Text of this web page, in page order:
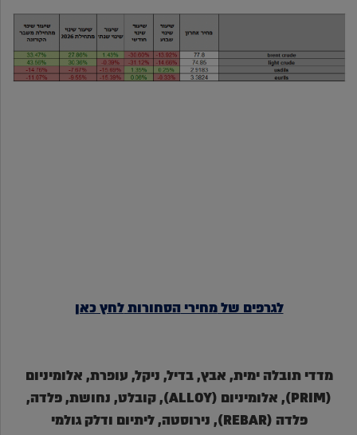
לגרפים שלמחיריהסחורותלחץ כאן
מדדי תובלה ימית, אבץ, בדיל, ניקל, עופרת, אלומיניום
(PRIM), אלומיניום (ALLOY), קובלט, נחושת, פלדה,
פלדה (REBAR), נירוסטה, ליתיום ודלק גולמי